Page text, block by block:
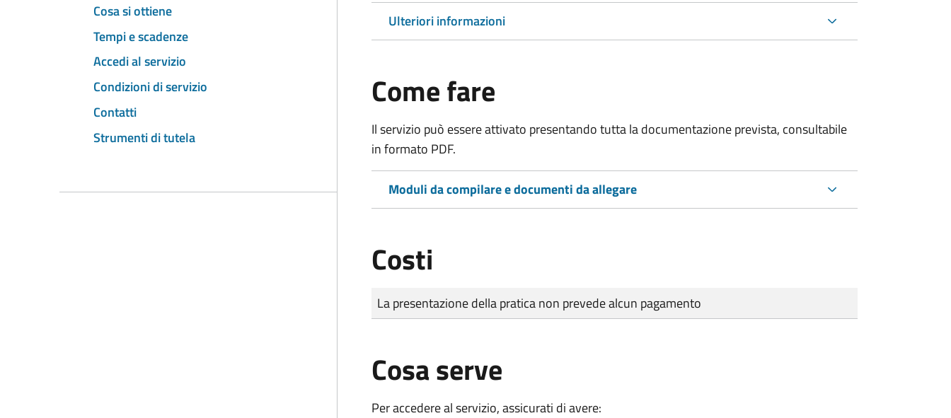
Cosa si ottiene
Tempi e scadenze
Accedi al servizio
Condizioni di servizio
Contatti
Strumenti di tutela
Ulteriori informazioni
Come fare
Il servizio può essere attivato presentando tutta la documentazione prevista, consultabile
in formato PDF.
Moduli da compilare e documenti da allegare
Costi
Tipo di pagamento
Importo
La presentazione della pratica non prevede alcun pagamento
Cosa serve
Per accedere al servizio, assicurati di avere: